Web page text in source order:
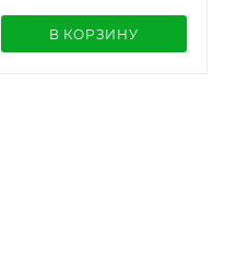
В КОРЗИНУ